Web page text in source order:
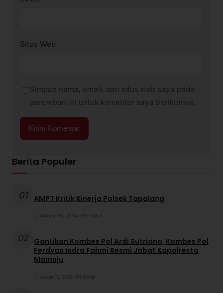
Situs Web
Simpan nama, email, dan situs web saya pada
peramban ini untuk komentar saya berikutnya.
Berita Populer
01 AMPT Kritik Kinerja Polsek Tapalang
Oktober 10, 2024 196 Dilihat
02 Gantikan Kombes Pol Ardi Sutriono, Kombes Pol
Ferdyan Indra Fahmi Resmi Jabat Kapolresta
Mamuju
Januari 2, 2026 111 Dilihat